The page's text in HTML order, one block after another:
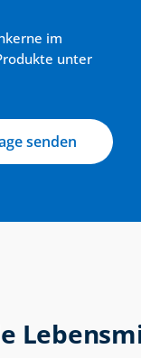
im
unter
senden